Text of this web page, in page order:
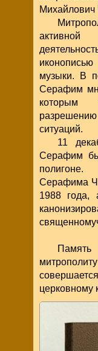
Михайлович
музыки. В
Серафим
которым
ситуаций.
11
Серафим
Серафима
1988
церковному